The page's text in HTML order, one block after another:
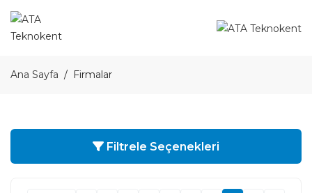
Ana Sayfa Firmalar
Filtrele Seçenekleri